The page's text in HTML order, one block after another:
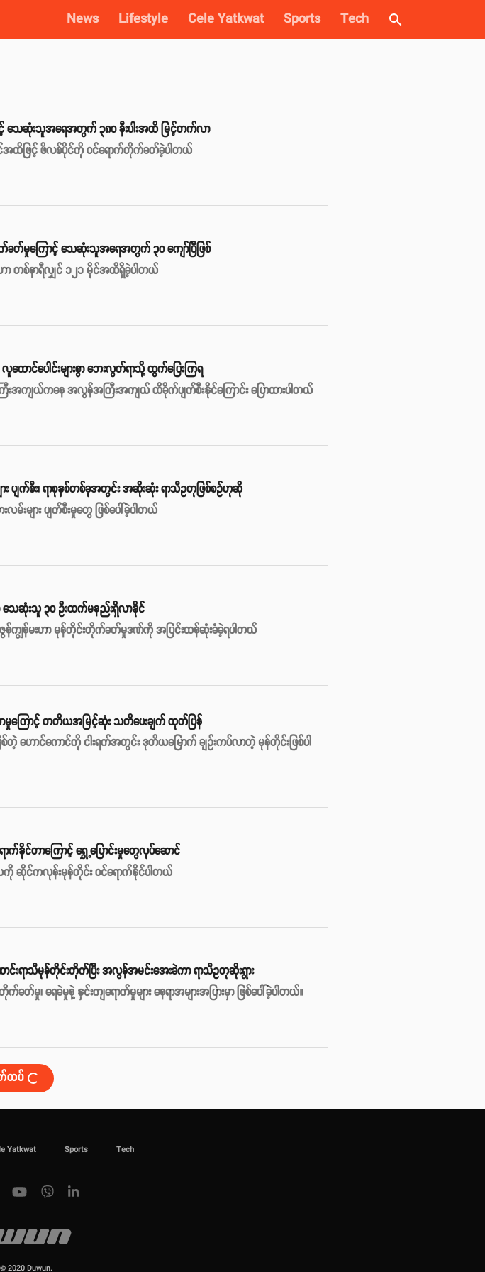
News Lifestyle Cele Yatkwat Sports Tech
သေဆုံးသူအရေအတွက် ၃၈၀ နီးပါးအထိ မြင့်တက်လာ
အထိဖြင့် ဖိလစ်ပိုင်ကို ဝင်ရောက်တိုက်ခတ်ခဲ့ပါတယ်
ခတ်မှုကြောင့် သေဆုံးသူအရေအတွက် ၃၀ ကျော်ပြီဖြစ်
တစ်နာရီလျှင် ၁၂၁ မိုင်အထိရှိခဲ့ပါတယ်
ထောင်ပေါင်းများစွာ ဘေးလွတ်ရာသို့ ထွက်ပြေးကြရ
အကျယ်ကနေ အလွန်အကြီးအကျယ် ထိခိုက်ပျက်စီးနိုင်ကြောင်း ပြောထားပါတယ်
ား ပျက်စီး၊ ရာစုနှစ်တစ်ခုအတွင်း အဆိုးဆုံး ရာသီဥတုဖြစ်စဥ်ဟုဆို
မ်းများ ပျက်စီးမှုတွေ ဖြစ်ပေါ်ခဲ့ပါတယ်
သေဆုံးသူ ၃၀ ဦးထက်မနည်းရှိလာနိုင်
ျွန်မးဟာ မုန်တိုင်းတိုက်ခတ်မှုဒဏ်ကို အပြင်းထန်ဆုံးခံခဲ့ရပါတယ်
မှုကြောင့် တတိယအမြင့်ဆုံး သတိပေးချက် ထုတ်ပြန်
ြစ်တဲ့ ဟောင်ကောင်ကို ငါးရက်အတွင်း ဒုတိယမြောက် ချဥ်းကပ်လာတဲ့ မုန်တိုင်းဖြစ်ပါ
နိုင်တာကြောင့် ရွှေ့ပြောင်းမှုတွေလုပ်ဆောင်
ဆိုင်ကလုန်းမုန်တိုင်း ဝင်ရောက်နိုင်ပါတယ်
ာင်းရာသီမုန်တိုင်းတိုက်ပြီး အလွန်အမင်းအေးခဲကာ ရာသီဥတုဆိုးရွား
ရေခဲမှုနဲ့ နှင်းကျရောက်မှုများ နေရာအများအပြားမှာ ဖြစ်ပေါ်ခဲ့ပါတယ်။
ထပ်
Yatkwat Sports Tech
2020 Duwun.